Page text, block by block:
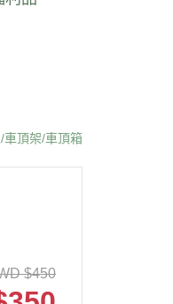
車頂架/車頂箱
$450